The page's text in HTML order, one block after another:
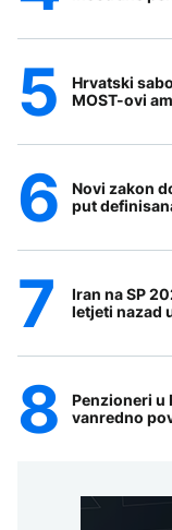
Hrvatski
MOST-ovi
Novi zakon
put
Iran na SP
letjeti nazad
Penzioneri u
vanredno